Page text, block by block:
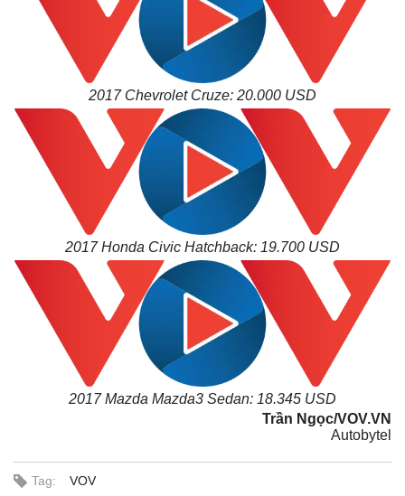
2017 Chevrolet Cruze: 20.000 USD
2017 Honda Civic Hatchback: 19.700 USD
2017 Mazda Mazda3 Sedan: 18.345 USD
Trần Ngọc/VOV.VN
Autobytel
Tag: VOV